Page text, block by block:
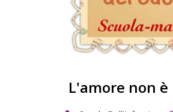
L'amore non